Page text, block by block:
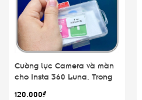
Cường lực Camera và màn
cho Insta 360 Luna, Trong
120.000₫